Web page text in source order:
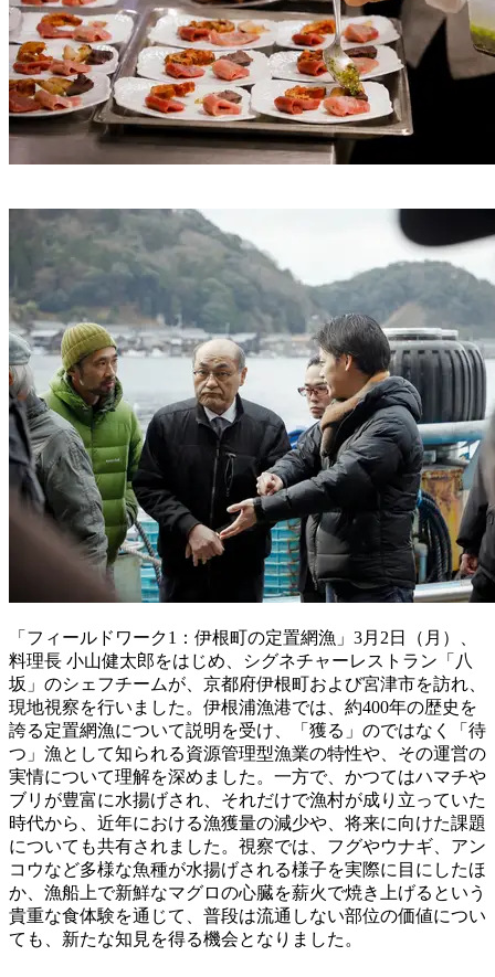
「フィールドワーク1：伊根町の定置網漁」3月2日（月）、
料理長 小山健太郎をはじめ、シグネチャーレストラン「八
坂」のシェフチームが、京都府伊根町および宮津市を訪れ、
現地視察を行いました。伊根浦漁港では、約400年の歴史を
誇る定置網漁について説明を受け、「獲る」のではなく「待
つ」漁として知られる資源管理型漁業の特性や、その運営の
実情について理解を深めました。一方で、かつてはハマチや
ブリが豊富に水揚げされ、それだけで漁村が成り立っていた
時代から、近年における漁獲量の減少や、将来に向けた課題
についても共有されました。視察では、フグやウナギ、アン
コウなど多様な魚種が水揚げされる様子を実際に目にしたほ
か、漁船上で新鮮なマグロの心臓を薪火で焼き上げるという
貴重な食体験を通じて、普段は流通しない部位の価値につい
ても、新たな知見を得る機会となりました。